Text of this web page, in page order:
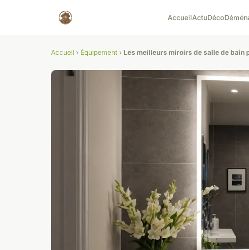
AccueilActuDéco
Accueil › Équipement › Les meilleurs miroirs de salle de bain